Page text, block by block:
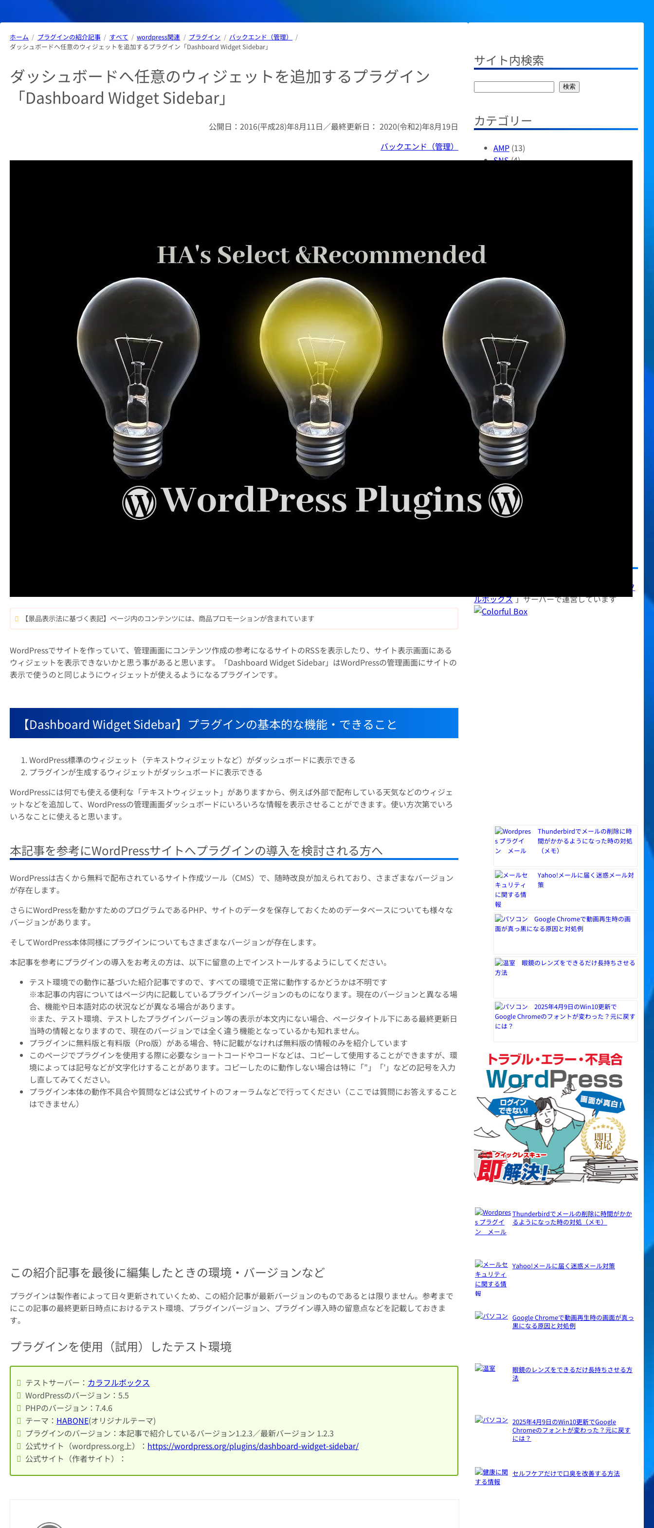
ホーム プラグインの紹介記事 すべて wordpress関連 プラグイン
バックエンド（管理）
ダッシュボードへ任意のウィジェットを追加するプラグイン「Dashboard Widget Sidebar」
ダッシュボードへ任意のウィジェットを追加するプラグイン
「Dashboard Widget Sidebar」
公開日： 2016(平成28)年8月11日／最終更新日： 2020(令和2)年8月19日
バックエンド（管理）
【景品表示法に基づく表記】ページ内のコンテンツには、商品プロモーションが含まれています
WordPressでサイトを作っていて、管理画面にコンテンツ作成の参考になるサイトのRSSを表示したり、サイト表示画面にある
ウィジェットを表示できないかと思う事があると思います。「Dashboard Widget Sidebar」はWordPressの管理画面にサイトの
表示で使うのと同じようにウィジェットが使えるようになるプラグインです。
【Dashboard Widget Sidebar】プラグインの基本的な機能・できること
WordPress標準のウィジェット（テキストウィジェットなど）がダッシュボードに表示できる
プラグインが生成するウィジェットがダッシュボードに表示できる
WordPressには何でも使える便利な「テキストウィジェット」がありますから、例えば外部で配布している天気などのウィジェ
ットなどを追加して、WordPressの管理画面ダッシュボードにいろいろな情報を表示させることができます。使い方次第でいろ
いろなことに使えると思います。
本記事を参考にWordPressサイトへプラグインの導入を検討される方へ
WordPressは古くから無料で配布されているサイト作成ツール（CMS）で、随時改良が加えられており、さまざまなバージョン
が存在します。
さらにWordPressを動かすためのプログラムであるPHP、サイトのデータを保存しておくためのデータベースについても様々な
バージョンがあります。
そしてWordPress本体同様にプラグインについてもさまざまなバージョンが存在します。
本記事を参考にプラグインの導入をお考えの方は、以下に留意の上でインストールするようにしてください。
テスト環境での動作に基づいた紹介記事ですので、すべての環境で正常に動作するかどうかは不明です
※本記事の内容についてはページ内に記載しているプラグインバージョンのものになります。現在のバージョンと異なる場
合、機能や日本語対応の状況などが異なる場合があります。
※また、テスト環境、テストしたプラグインバージョン等の表示が本文内にない場合、ページタイトル下にある最終更新日
当時の情報となりますので、現在のバージョンでは全く違う機能となっているかも知れません。
プラグインに無料版と有料版（Pro版）がある場合、特に記載がなければ無料版の情報のみを紹介しています
このページでプラグインを使用する際に必要なショートコードやコードなどは、コピーして使用することができますが、環
境によっては記号などが文字化けすることがあります。コピーしたのに動作しない場合は特に「”」「’」などの記号を入力
し直してみてください。
プラグイン本体の動作不具合や質問などは公式サイトのフォーラムなどで行ってください（ここでは質問にお答えすること
はできません）
この紹介記事を最後に編集したときの環境・バージョンなど
プラグインは製作者によって日々更新されていくため、この紹介記事が最新バージョンのものであるとは限りません。参考まで
にこの記事の最終更新日時点におけるテスト環境、プラグインバージョン、プラグイン導入時の留意点などを記載しておきま
す。
プラグインを使用（試用）したテスト環境
テストサーバー： カラフルボックス
WordPressのバージョン：5.5
PHPのバージョン：7.4.6
テーマ： HABONE(オリジナルテーマ)
プラグインのバージョン：本記事で紹介しているバージョン1.2.3／最新バージョン 1.2.3
公式サイト（wordpress.org上）： https://wordpress.org/plugins/dashboard-widget-sidebar/
公式サイト（作者サイト）：
サイト内検索
検索
カテゴリー
AMP(13)
SNS(4)
コピー対策(5)
コミュニケーション
コンテンツ追加(160)
(122)
セキュリティ
(32)
デザイン(30)
バックエンド（管理）
パソコン＆ソフト(78)
パフォーマンス改善
プラグイン
(7)
ペット・動物(26)
ホームページ作成
ユーザー管理
今日の料理
使い方など
初心者向け情報
副収入(44)
日記・雑記
画像・動画
翻訳ファイル
カラフ
ルボックス 」サーバーで運営しています
Thunderbirdでメールの削除に時
間がかかるようになった時の対処
（メモ）
Yahoo!メールに届く迷惑メール対
策
Google Chromeで動画再生時の画
面が真っ黒になる原因と対処例
眼鏡のレンズをできるだけ長持ちさせる
方法
2025年4月9日のWin10更新で
Google Chromeのフォントが変わった？元に戻す
には？
Thunderbirdでメールの削除に時間がかか
るようになった時の対処（メモ）
Yahoo!メールに届く迷惑メール対策
Google Chromeで動画再生時の画面が真っ
黒になる原因と対処例
眼鏡のレンズをできるだけ長持ちさせる方
法
2025年4月9日のWin10更新でGoogle
Chromeのフォントが変わった？元に戻す
には？
セルフケアだけで口臭を改善する方法